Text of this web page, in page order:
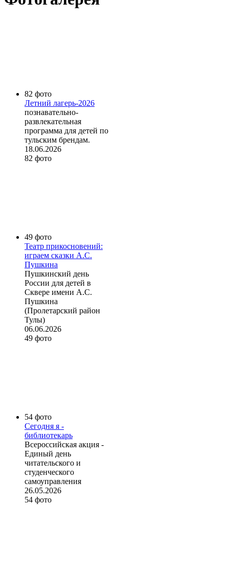
82 фото
Летний лагерь-2026
познавательно-
развлекательная
программа для детей по
тульским брендам.
18.06.2026
82 фото
49 фото
Театр прикосновений:
играем сказки А.С.
Пушкина
Пушкинский день
России для детей в
Сквере имени А.С.
Пушкина
(Пролетарский район
Тулы)
06.06.2026
49 фото
54 фото
Сегодня я -
библиотекарь
Всероссийская акция -
Единый день
читательского и
студенческого
самоуправления
26.05.2026
54 фото